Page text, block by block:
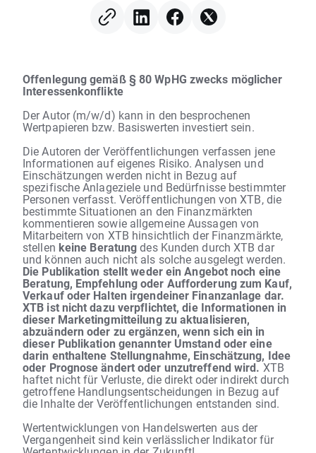
Abkommen
Offenlegung gemäß § 80 WpHG zwecks möglicher
Interessenkonflikte
Der Autor (m/w/d) kann in den besprochenen
Wertpapieren bzw. Basiswerten investiert sein.
Die Autoren der Veröffentlichungen verfassen jene
Informationen auf eigenes Risiko. Analysen und
Einschätzungen werden nicht in Bezug auf
spezifische Anlageziele und Bedürfnisse bestimmter
Personen verfasst. Veröffentlichungen von XTB, die
bestimmte Situationen an den Finanzmärkten
kommentieren sowie allgemeine Aussagen von
Mitarbeitern von XTB hinsichtlich der Finanzmärkte,
stellen keine Beratungdes Kunden durch XTB dar
und können auch nicht als solche ausgelegt werden.
Die Publikation stellt weder ein Angebot noch eine
Beratung, Empfehlung oder Aufforderung zum Kauf,
Verkauf oder Halten irgendeiner Finanzanlage dar.
XTB ist nicht dazu verpflichtet, die Informationen in
dieser Marketingmitteilung zu aktualisieren,
abzuändern oder zu ergänzen, wenn sich ein in
dieser Publikation genannter Umstand oder eine
darin enthaltene Stellungnahme, Einschätzung, Idee
oder Prognose ändert oder unzutreffend wird. XTB
haftet nicht für Verluste, die direkt oder indirekt durch
getroffene Handlungsentscheidungen in Bezug auf
die Inhalte der Veröffentlichungen entstanden sind.
Wertentwicklungen von Handelswerten aus der
Vergangenheit sind kein verlässlicher Indikator für